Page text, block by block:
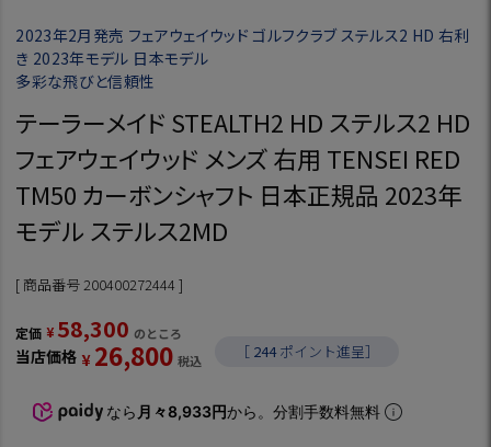
2023年2月発売 フェアウェイウッド ゴルフクラブ ステルス2 HD 右利
き 2023年モデル 日本モデル
多彩な飛びと信頼性
テーラーメイド STEALTH2 HD ステルス2 HD
フェアウェイウッド メンズ 右用 TENSEI RED
TM50 カーボンシャフト 日本正規品 2023年
モデル ステルス2MD
商品番号 200400272444
定価 ¥ 58,300 のところ
当店価格 ¥ 26,800 税込 ［ 244 ポイント進呈］
なら 月々8,933円から。分割手数料無料